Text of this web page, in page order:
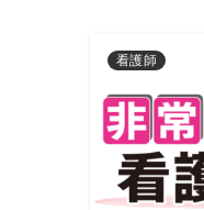
看護師